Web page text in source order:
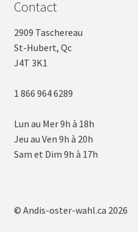
Contact
2909 Taschereau
St-Hubert, Qc
J4T 3K1
1 866 964 6289
Lun au Mer 9h à 18h
Jeu au Ven 9h à 20h
Sam et Dim 9h à 17h
© Andis-oster-wahl.ca 2026